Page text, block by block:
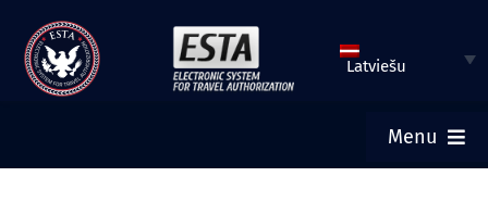
saturu
Latviešu
Menu